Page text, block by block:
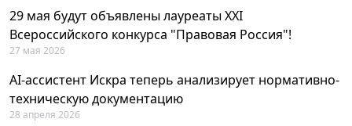
29 мая будут объявлены лауреаты XXI
Всероссийского конкурса "Правовая Россия"!
27 мая 2026
AI-ассистент Искра теперь анализирует нормативно-
техническую документацию
28 апреля 2026